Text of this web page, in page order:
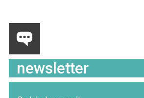
newsletter